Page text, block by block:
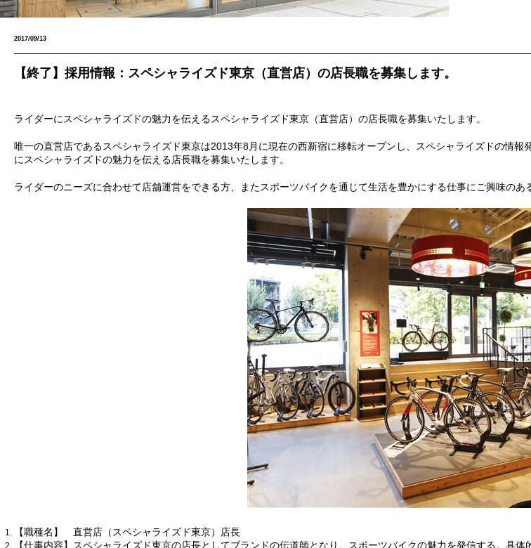
2017/09/13
【終了】採用情報：スペシャライズド東京（直営店）の店長職を募集します。
ライダーにスペシャライズドの魅力を伝えるスペシャライズド東京（直営店）の店長職を募集いたします。
唯一の直営店であるスペシャライズド東京は2013年8月に現在の西新宿に移転オープンし、スペシャライズドの情
にスペシャライズドの魅力を伝える店長職を募集いたします。
ライダーのニーズに合わせて店舗運営をできる方、またスポーツバイクを通じて生活を豊かにする仕事にご興味のあ
【職種名】 直営店（スペシャライズド東京）店長
【仕事内容】スペシャライズド東京の店長としてブランドの伝道師となり、スポーツバイクの魅力を発信する。具